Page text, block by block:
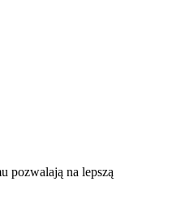
pozwalają na lepszą